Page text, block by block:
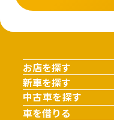
お店を探す
新車を探す
中古車を探す
車を借りる